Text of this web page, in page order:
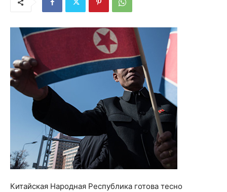
Китайская Народная Республика готова тесно